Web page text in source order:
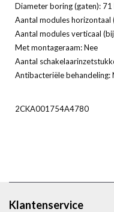
Diameter boring (gaten):
Aantal modules horizontaal
Aantal modules verticaal
Met montageraam: Nee
Aantal
Antibacteriële behandeling:
2CKA001754A4780
Klantenservice